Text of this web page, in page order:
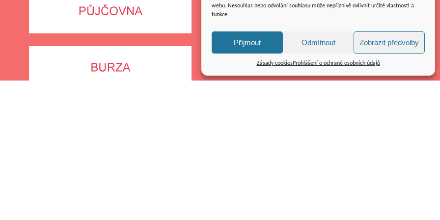
webu. Nesouhlas nebo odvolání souhlasu může nepříznivě ovlivnit určité vlastnosti a
funkce.
Příjmout Odmítnout Zobrazit předvolby
Zásady cookiesProhlášení o ochraně osobních údajů